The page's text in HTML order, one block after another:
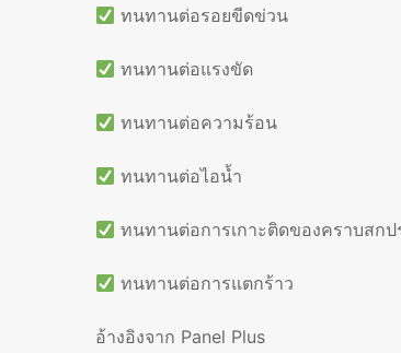
ทนทานต่อรอยขีดข่วน
ทนทานต่อแรงขัด
ทนทานต่อความร้อน
ทนทานต่อไอน้ำ
ทนทานต่อการเกาะติดของคราบสกป
ทนทานต่อการแตกร้าว
อ้างอิงจาก Panel Plus